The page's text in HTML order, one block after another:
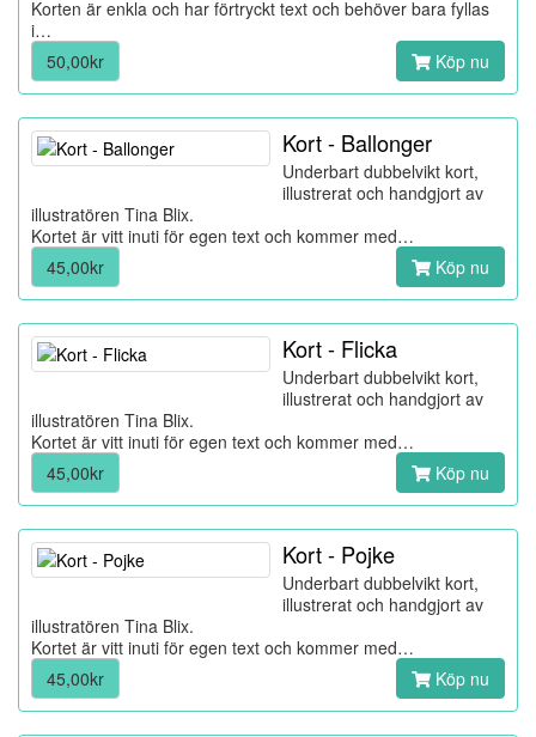
Korten är enkla och har förtryckt text och behöver bara fyllas
i…
50,00kr
Köp nu
Kort - Ballonger
Underbart dubbelvikt kort,
illustrerat och handgjort av
illustratören Tina Blix.
Kortet är vitt inuti för egen text och kommer med…
45,00kr
Köp nu
Kort - Flicka
Underbart dubbelvikt kort,
illustrerat och handgjort av
illustratören Tina Blix.
Kortet är vitt inuti för egen text och kommer med…
45,00kr
Köp nu
Kort - Pojke
Underbart dubbelvikt kort,
illustrerat och handgjort av
illustratören Tina Blix.
Kortet är vitt inuti för egen text och kommer med…
45,00kr
Köp nu